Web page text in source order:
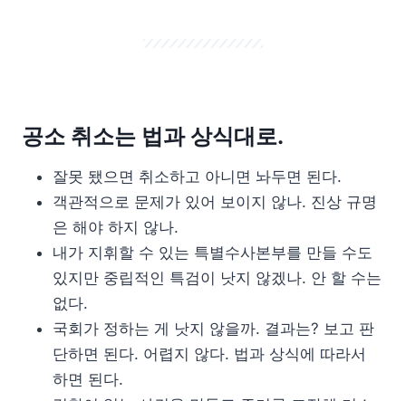
공소 취소는 법과 상식대로.
잘못 됐으면 취소하고 아니면 놔두면 된다.
객관적으로 문제가 있어 보이지 않나. 진상 규명
은 해야 하지 않나.
내가 지휘할 수 있는 특별수사본부를 만들 수도
있지만 중립적인 특검이 낫지 않겠나. 안 할 수는
없다.
국회가 정하는 게 낫지 않을까. 결과는? 보고 판
단하면 된다. 어렵지 않다. 법과 상식에 따라서
하면 된다.